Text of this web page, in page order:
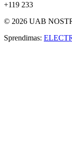
+119 233
© 2026 UAB
Sprendimas: